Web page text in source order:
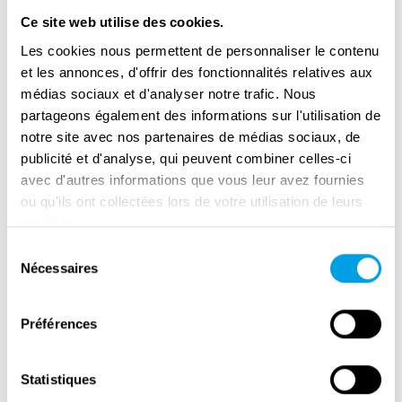
Ce site web utilise des cookies.
Les cookies nous permettent de personnaliser le contenu
et les annonces, d'offrir des fonctionnalités relatives aux
médias sociaux et d'analyser notre trafic. Nous
partageons également des informations sur l'utilisation de
notre site avec nos partenaires de médias sociaux, de
publicité et d'analyse, qui peuvent combiner celles-ci
avec d'autres informations que vous leur avez fournies
ou qu'ils ont collectées lors de votre utilisation de leurs
services.
Nécessaires
Préférences
Statistiques
Remembrance Day in Amsterdam